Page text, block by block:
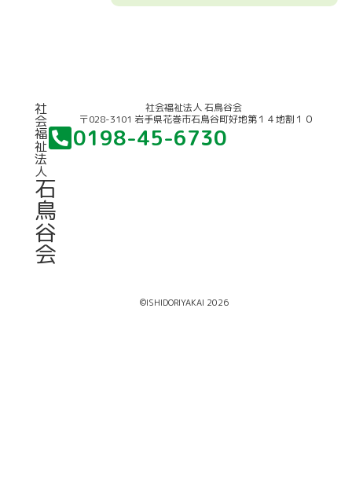
社
会
福
祉
法
人
石
鳥
谷
会
社会福祉法人 石鳥谷会
〒028-3101 岩手県花巻市石鳥谷町好地第１４地割１０
0198-45-6730
©ISHIDORIYAKAI 2026